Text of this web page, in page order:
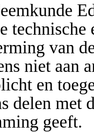
technische
van
niet aan
en
delen
geeft.